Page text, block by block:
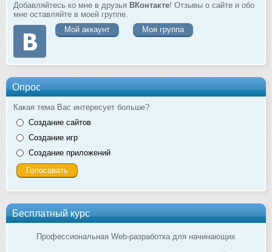
Добавляйтесь ко мне в друзья ВКонтакте! Отзывы о сайте и обо
мне оставляйте в моей группе.
Мой аккаунт
Моя группа
Опрос
Какая тема Вас интересует больше?
Создание сайтов
Создание игр
Создание приложений
Бесплатный курс
Профессиональная Web-разработка для начинающих